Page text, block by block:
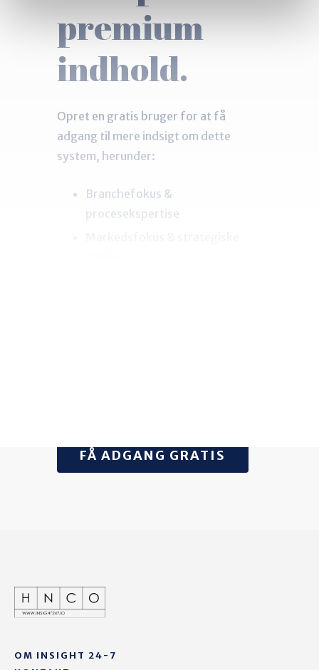
premium
indhold.
Opret en gratis bruger for at få
adgang til mere indsigt om dette
system, herunder:
Branchefokus &
procesekspertise
FÅ ADGANG GRATIS
OM INSIGHT 24-7